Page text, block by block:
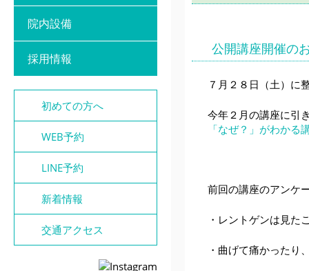
院内設備
採用情報
初めての方へ
WEB予約
LINE予約
新着情報
交通アクセス
公開講座開催の
７月２８日（土）に
今年２月の講座に引
「なぜ？」がわかる
前回の講座のアンケ
・レントゲンは見た
・曲げて痛かったり